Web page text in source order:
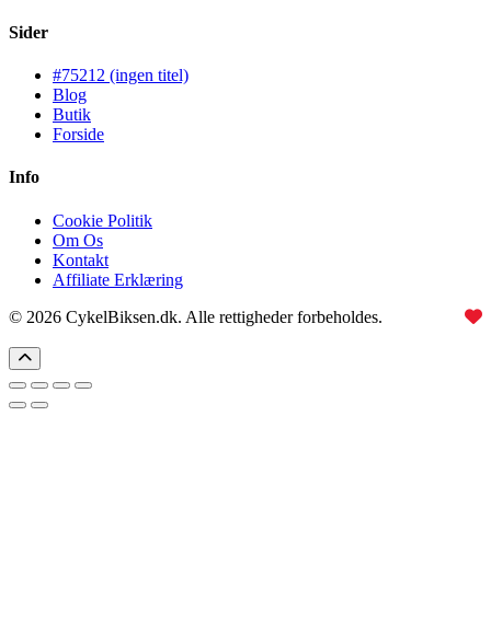
Sider
#75212 (ingen titel)
Blog
Butik
Forside
Info
Cookie Politik
Om Os
Kontakt
Affiliate Erklæring
© 2026 CykelBiksen.dk. Alle rettigheder forbeholdes.